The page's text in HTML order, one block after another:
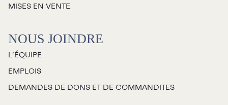
MISES EN VENTE
NOUS JOINDRE
L’ÉQUIPE
EMPLOIS
DEMANDES DE DONS ET DE COMMANDITES